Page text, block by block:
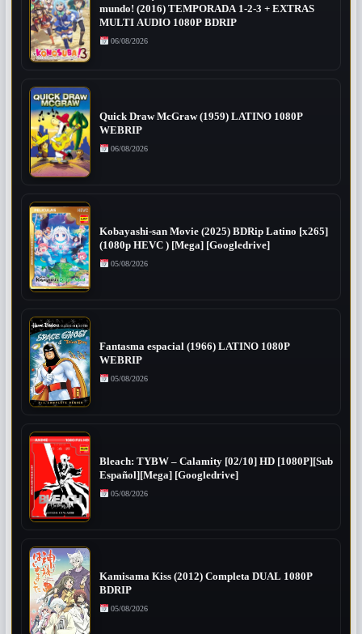
mundo! (2016) TEMPORADA 1-2-3 + EXTRAS
MULTI AUDIO 1080P BDRIP
06/08/2026
Quick Draw McGraw (1959) LATINO 1080P
WEBRIP
06/08/2026
Kobayashi-san Movie (2025) BDRip Latino [x265]
(1080p HEVC ) [Mega] [Googledrive]
05/08/2026
Fantasma espacial (1966) LATINO 1080P
WEBRIP
05/08/2026
Bleach: TYBW – Calamity [02/10] HD [1080P][Sub
Español][Mega] [Googledrive]
05/08/2026
Kamisama Kiss (2012) Completa DUAL 1080P
BDRIP
05/08/2026